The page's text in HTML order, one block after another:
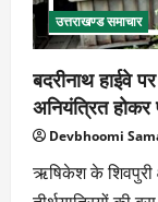
उत्तराखण्ड समाचार
बदरीनाथ हाईवे
अनियंत्रित होकर
Devbhoomi
ऋषिकेश के शिवपुरी